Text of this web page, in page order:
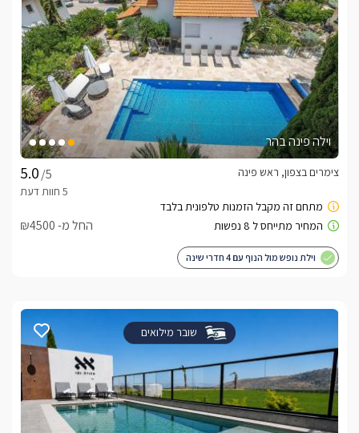
וילה פינה בהר
/5
צימרים בצפון, ראש פינה
החל מ- ₪4500
וילת נופש מול הנוף עם 4 חדרי שינה
שובר מילואים